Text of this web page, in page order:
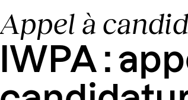
Appel à
IWPA :